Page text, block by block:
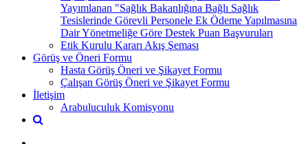
Yayımlanan "Sağlık Bakanlığına Bağlı Sağlık
Tesislerinde Görevli Personele Ek Ödeme Yapılmasına
Dair Yönetmeliğe Göre Destek Puan Başvuruları
Etik Kurulu Kararı Akış Şeması
Görüş ve Öneri Formu
Hasta Görüş Öneri ve Şikayet Formu
Çalışan Görüş Öneri ve Şikayet Formu
İletişim
Arabuluculuk Komisyonu